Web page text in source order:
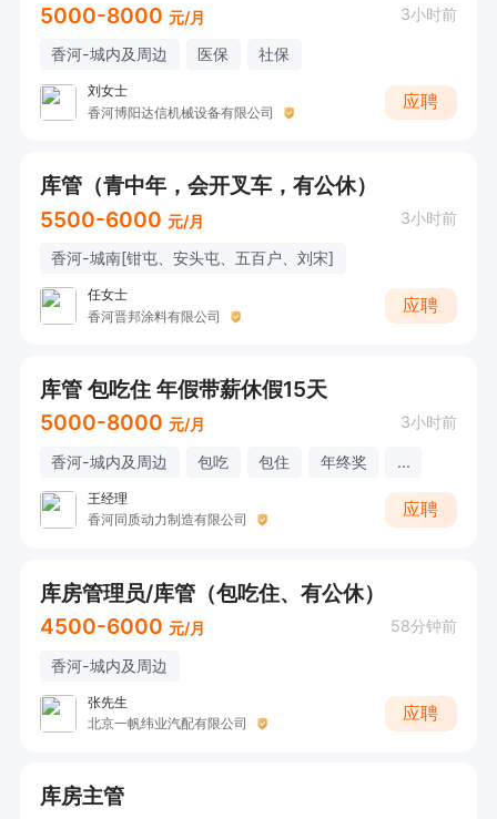
5000-8000 元/月 3小时前
香河-城内及周边 医保 社保
刘女士
香河博阳达信机械设备有限公司
应聘
库管（青中年，会开叉车，有公休）
5500-6000 元/月 3小时前
香河-城南[钳屯、安头屯、五百户、刘宋]
任女士
香河晋邦涂料有限公司
应聘
库管 包吃住 年假带薪休假15天
5000-8000 元/月 3小时前
香河-城内及周边 包吃 包住 年终奖 ...
王经理
香河同质动力制造有限公司
应聘
库房管理员/库管（包吃住、有公休）
4500-6000 元/月 58分钟前
香河-城内及周边
张先生
北京一帆纬业汽配有限公司
应聘
库房主管